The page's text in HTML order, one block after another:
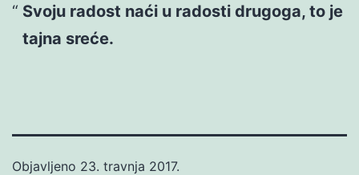
Svoju radost naći u radosti drugoga, to je
tajna sreće.
Objavljeno 23. travnja 2017.